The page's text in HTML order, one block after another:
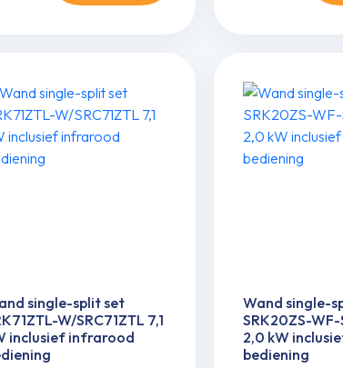
5,0
kW
inclusief
infrarood
single-split set
W/SRC71ZTL 7,1
inclusief infrarood
Wand single-
SRK20ZS-WF-
2,0 kW
bediening